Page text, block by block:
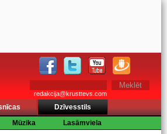
redakcija@krusttevs.com
Dzīvesstils
Mūzika
Lasāmviela